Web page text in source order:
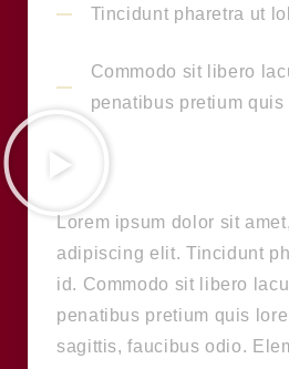
Tincidunt pharetra ut
Commodo sit libero
penatibus pretium quis
Lorem ipsum dolor sit
adipiscing elit. Tincidunt
id. Commodo sit libero
penatibus pretium quis
sagittis, faucibus odio.